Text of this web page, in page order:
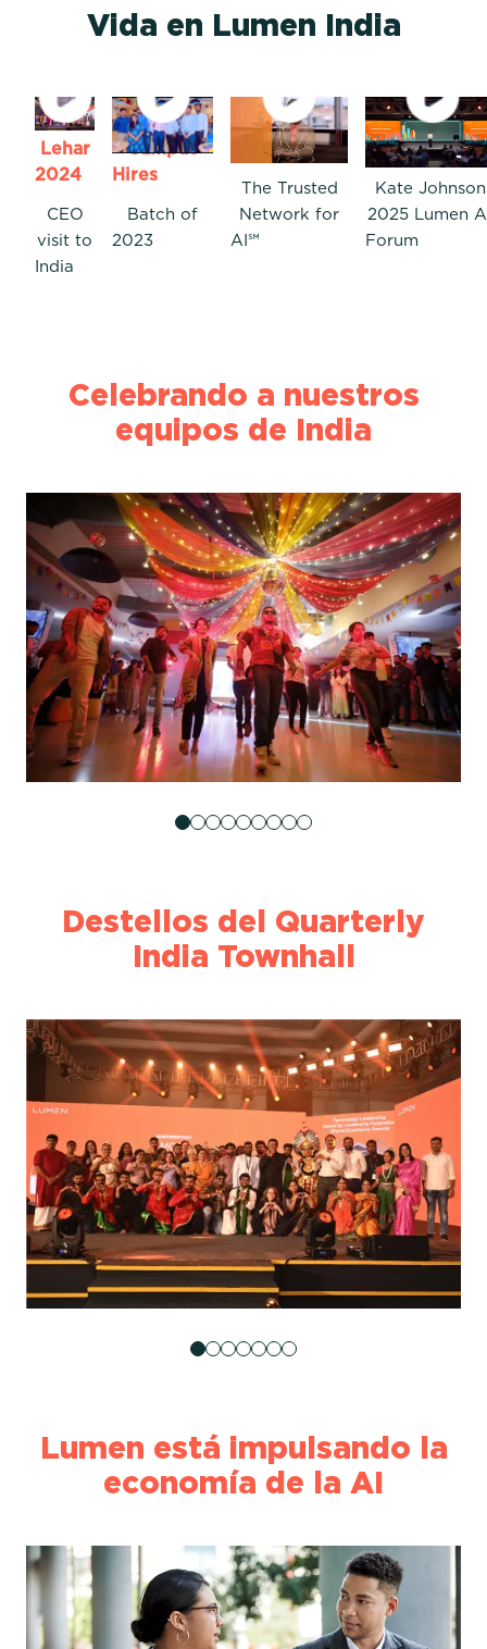
Vida en Lumen India
Lumen
Lehar
2024
CEO
visit to
India
Welcoming
Campus
Hires
Batch of
2023
Lumen
Technologies
The Trusted
Network for
AI℠
A Blueprint
Kate
2025 Lumen
Forum
Celebrando a nuestros
equipos de India
Destellos del Quarterly
India Townhall
Lumen está impulsando la
economía de la AI